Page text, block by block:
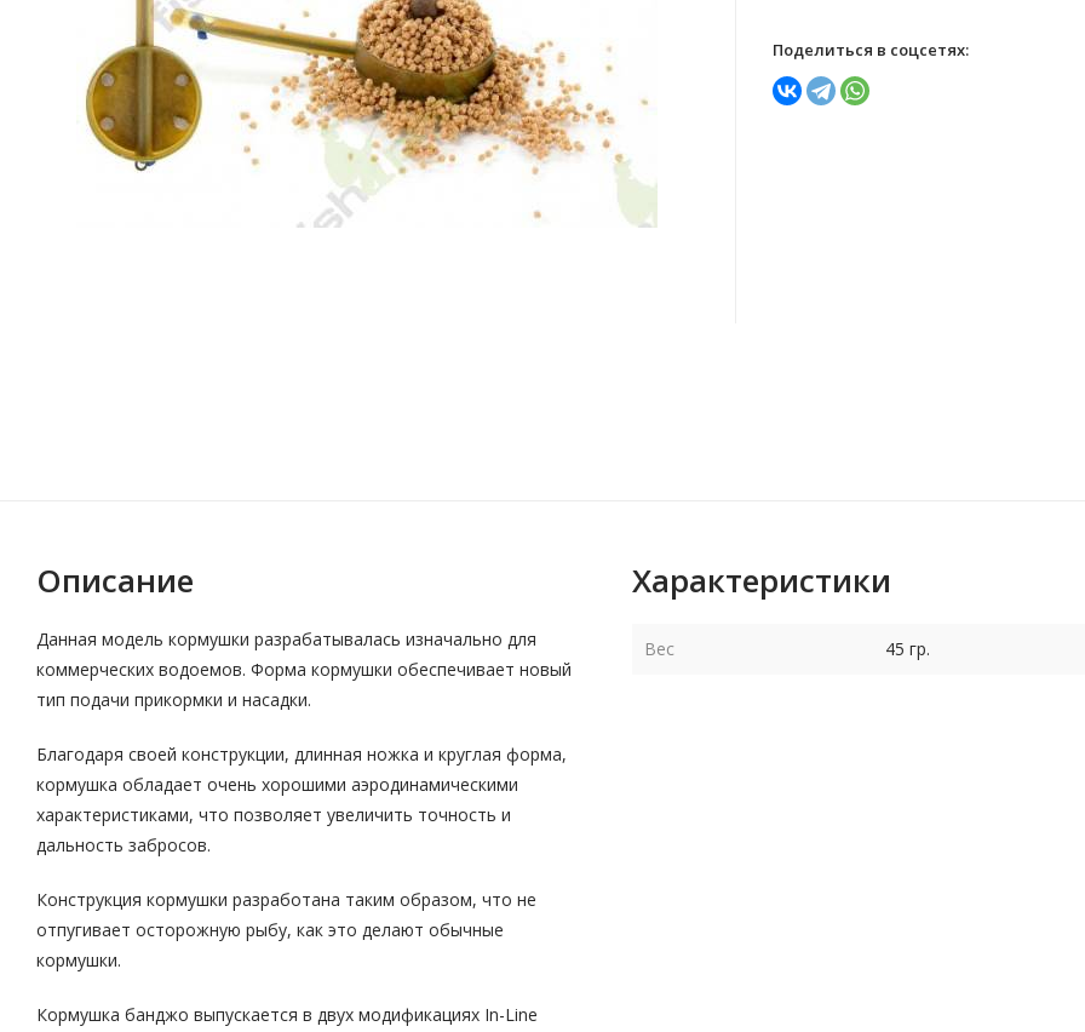
Поделиться в соцсетях:
Описание
Данная модель кормушки разрабатывалась изначально для
коммерческих водоемов. Форма кормушки обеспечивает новый
тип подачи прикормки и насадки.
Благодаря своей конструкции, длинная ножка и круглая форма,
кормушка обладает очень хорошими аэродинамическими
характеристиками, что позволяет увеличить точность и
дальность забросов.
Конструкция кормушки разработана таким образом, что не
отпугивает осторожную рыбу, как это делают обычные
кормушки.
Кормушка банджо выпускается в двух модификациях In-Line
Характеристики
Вес 45 гр.